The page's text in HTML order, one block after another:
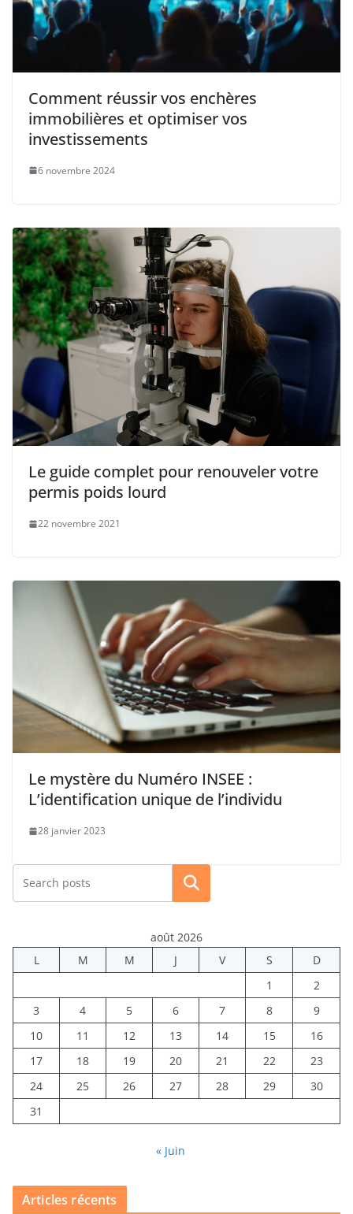
Comment réussir vos enchères
immobilières et optimiser vos
investissements
6 novembre 2024
Le guide complet pour renouveler votre
permis poids lourd
22 novembre 2021
Le mystère du Numéro INSEE :
L’identification unique de l’individu
28 janvier 2023
Rechercher
août 2026
L
M M J V S
D
1
2
3
4 5 6 7 8
9
10
11 12 13 14 15
16
17
18 19 20 21 22
23
24
25 26 27 28 29
30
31
« Juin
Articles récents